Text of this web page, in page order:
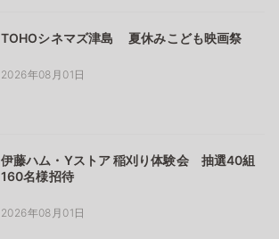
TOHOシネマズ津島 夏休みこども映画祭
2026年08月01日
伊藤ハム・Yストア 稲刈り体験会 抽選40組
160名様招待
2026年08月01日